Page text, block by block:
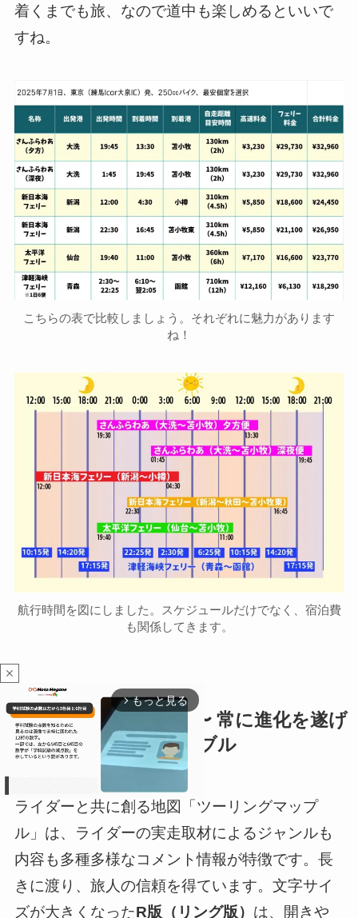
着くまでも旅、なので道中も楽しめるといいで
すね。
こちらの表で比較しましょう。それぞれに魅力があります
ね！
航行時間を図にしました。スケジュールだけでなく、宿泊費
も関係してきます。
〜僕らは今、旅の途中〜 常に進化を遂げ
てきたライダーのバイブル
ライダーと共に創る地図「ツーリングマップ
ル」は、ライダーの実走取材によるジャンルも
内容も多種多様なコメント情報が特徴です。長
きに渡り、旅人の信頼を得ています。文字サイ
ズが大きくなったR版（リング版） は、開きや
close
arrow_forward_ios もっと見る
M
e